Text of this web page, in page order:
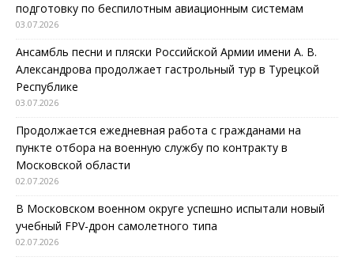
подготовку по беспилотным авиационным системам
03.07.2026
Ансамбль песни и пляски Российской Армии имени А. В.
Александрова продолжает гастрольный тур в Турецкой
Республике
03.07.2026
Продолжается ежедневная работа с гражданами на
пункте отбора на военную службу по контракту в
Московской области
02.07.2026
В Московском военном округе успешно испытали новый
учебный FPV-дрон самолетного типа
02.07.2026